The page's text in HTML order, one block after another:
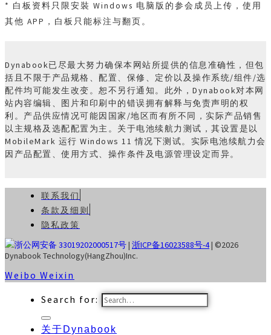
* 白板资料只限安裝 Windows 电脑版的参会成员上传，使用
其他 APP，白板只能标注与翻页。
Dynabook已尽最大努力确保本网站所提供的信息准确性，但包
括且不限于产品规格、配置、保修、定价以及操作系统/组件/选
配件均可能发生改变。恕不另行通知。此外，Dynabook对本网
站内容编辑、图片和印刷中的错误拥有解释与免责声明的权
利。产品供应情况可能因国家/地区而有所不同，实际产品销售
以主规格及选配配置为主。关于电池续航力测试，其设置是以
MobileMark 运行 Windows 11 情况下测试。实际电池续航力会
因产品配置、使用方式、操作条件及电源管理设定而异。
联系我们
条款及细则
隐私政策
浙公网安备 33019202000517号| 浙ICP备16023588号-4| ©2026
Dynabook Technology(HangZhou)Inc.
Weibo Weixin
Search for:
关于Dynabook